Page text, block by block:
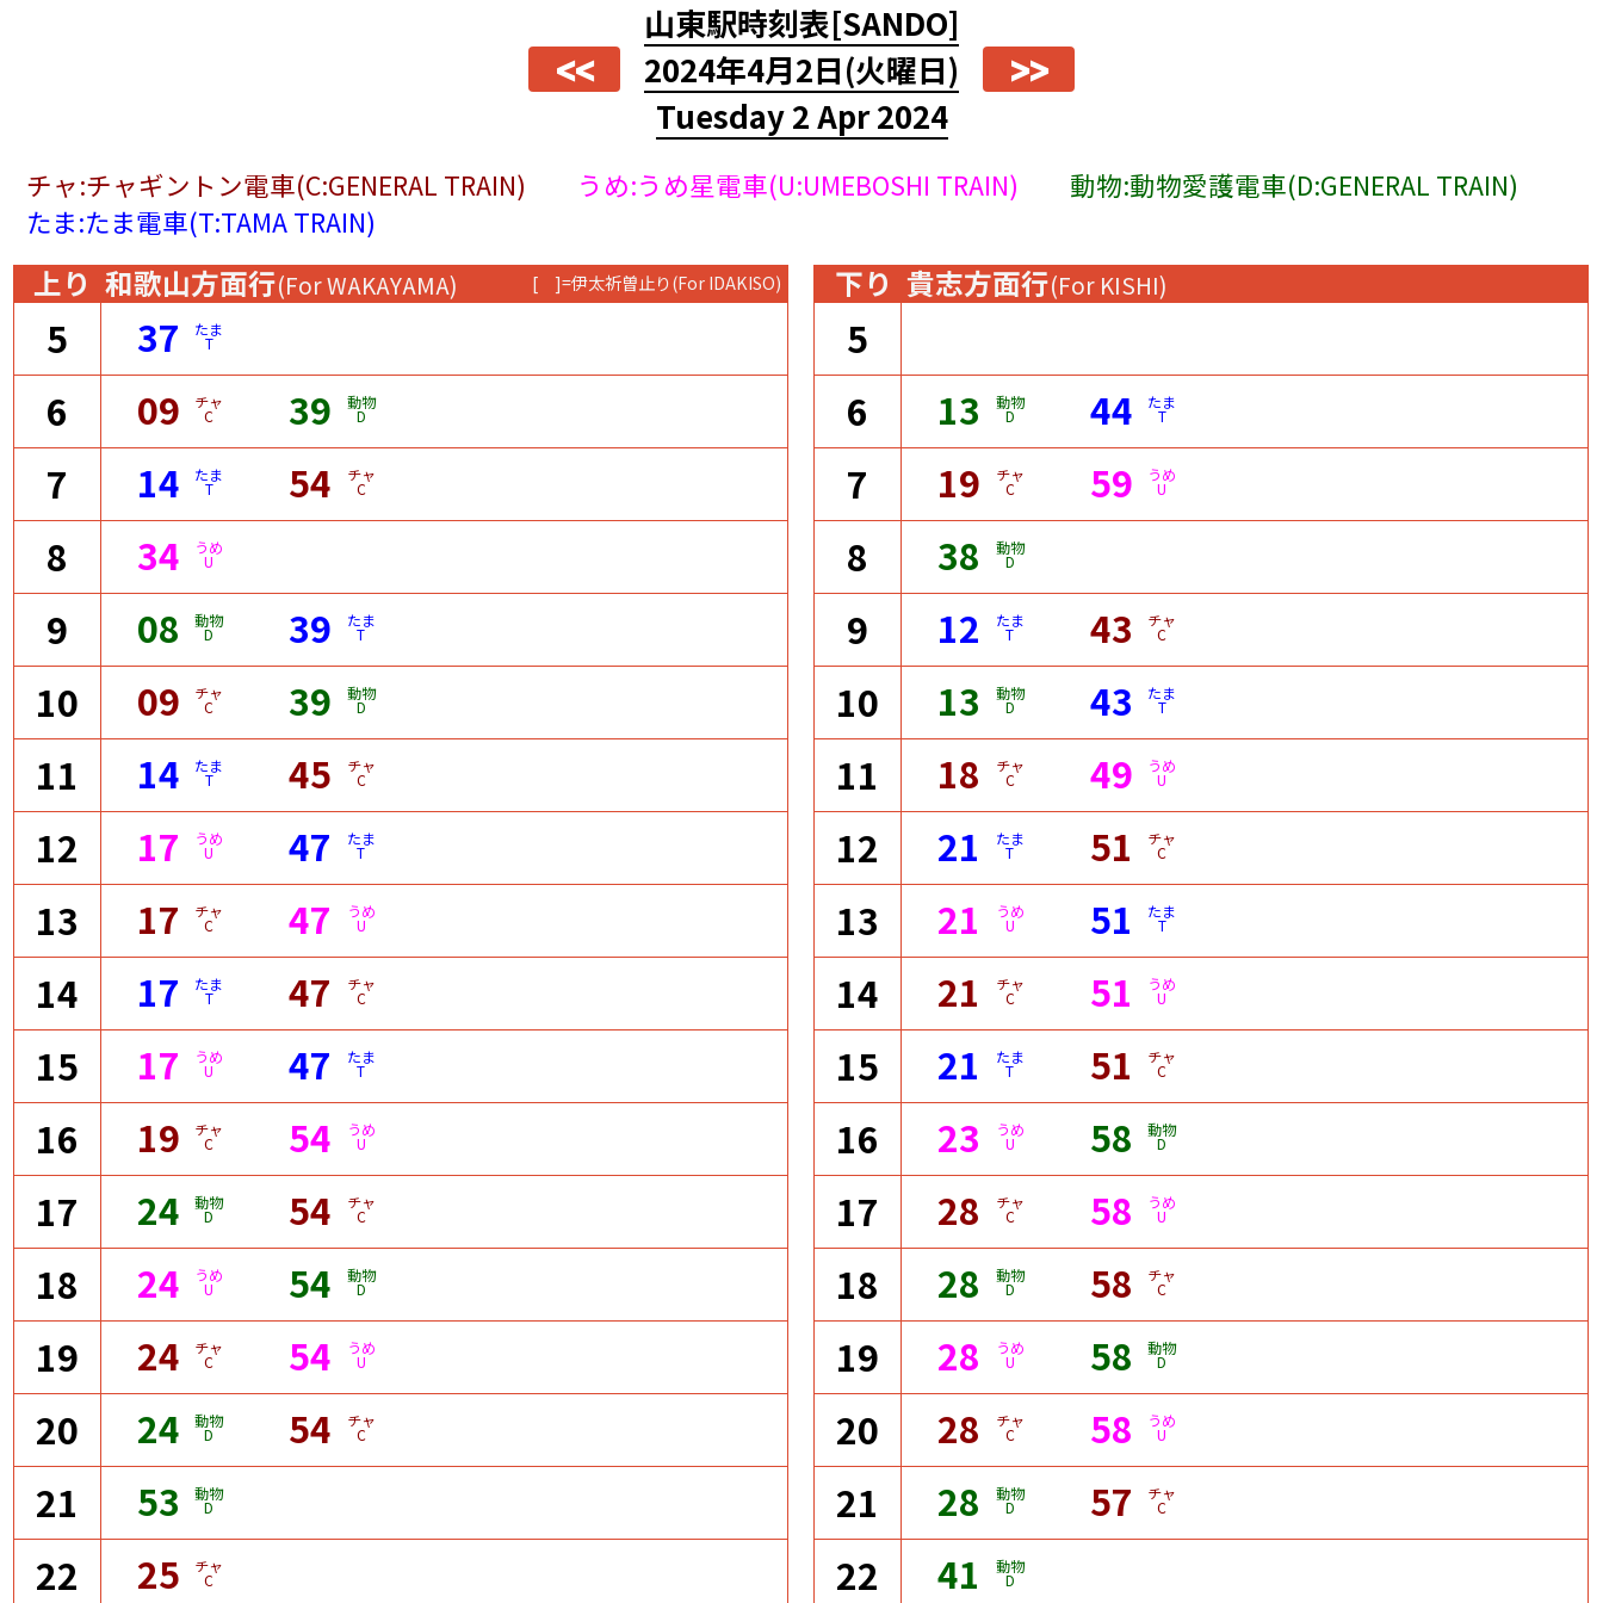
<<
山東駅時刻表[SANDO]
2024年4月2日(火曜日)
Tuesday 2 Apr 2024
>>
チャ:チャギントン電車(C:GENERAL TRAIN) うめ:うめ星電車(U:UMEBOSHI TRAIN)
動物:動物愛護電車(D:GENERAL TRAIN)
たま:たま電車(T:TAMA TRAIN)
上り 和歌山方面行(For WAKAYAMA) [ ]=伊太祈曽止り(For IDAKISO)
5 37 たま
T
6 09 チャ
C 39 動物
D
7 14 たま
T 54 チャ
C
8 34 うめ
U
9 08 動物
D 39 たま
T
10 09 チャ
C 39 動物
D
11 14 たま
T 45 チャ
C
12 17 うめ
U 47 たま
T
13 17 チャ
C 47 うめ
U
14 17 たま
T 47 チャ
C
15 17 うめ
U 47 たま
T
16 19 チャ
C 54 うめ
U
17 24 動物
D 54 チャ
C
18 24 うめ
U 54 動物
D
19 24 チャ
C 54 うめ
U
20 24 動物
D 54 チャ
C
21 53 動物
D
22 25 チャ
C
下り 貴志方面行(For KISHI)
5
6
13 動物
D 44 たま
T
7 19 チャ
C 59 うめ
U
8 38 動物
D
9 12 たま
T 43 チャ
C
10 13 動物
D 43 たま
T
11 18 チャ
C 49 うめ
U
12 21 たま
T 51 チャ
C
13 21 うめ
U 51 たま
T
14 21 チャ
C 51 うめ
U
15 21 たま
T 51 チャ
C
16 23 うめ
U 58 動物
D
17 28 チャ
C 58 うめ
U
18 28 動物
D 58 チャ
C
19 28 うめ
U 58 動物
D
20 28 チャ
C 58 うめ
U
21 28 動物
D 57 チャ
C
22 41 動物
D